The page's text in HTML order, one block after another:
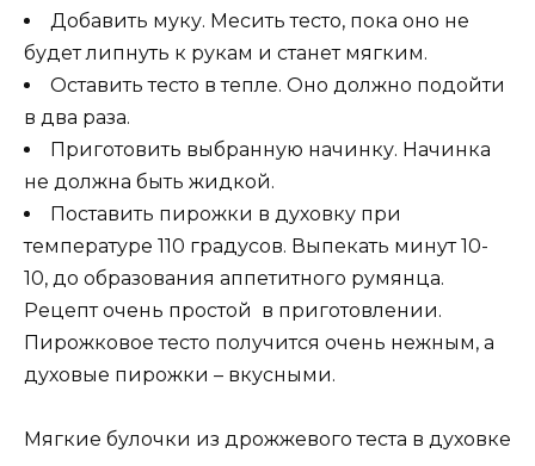
Добавить муку. Месить тесто, пока оно не
будет липнуть к рукам и станет мягким.
Оставить тесто в тепле. Оно должно подойти
в два раза.
Приготовить выбранную начинку. Начинка
не должна быть жидкой.
Поставить пирожки в духовку при
температуре 110 градусов. Выпекать минут 10-
10, до образования аппетитного румянца.
Рецепт очень простой в приготовлении.
Пирожковое тесто получится очень нежным, а
духовые пирожки – вкусными.
Мягкие булочки из дрожжевого теста в духовке